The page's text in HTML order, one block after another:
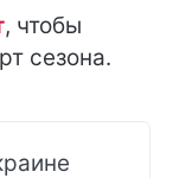
, чтобы
сезона.